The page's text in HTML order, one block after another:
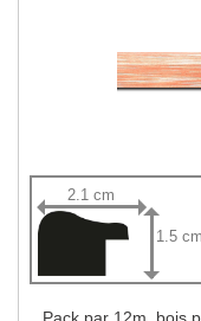
2.1 cm
1.5 cm